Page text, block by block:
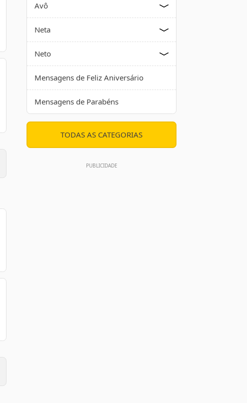
Avô
Neta
Neto
Mensagens de Feliz Aniversário
Mensagens de Parabéns
TODAS AS CATEGORIAS